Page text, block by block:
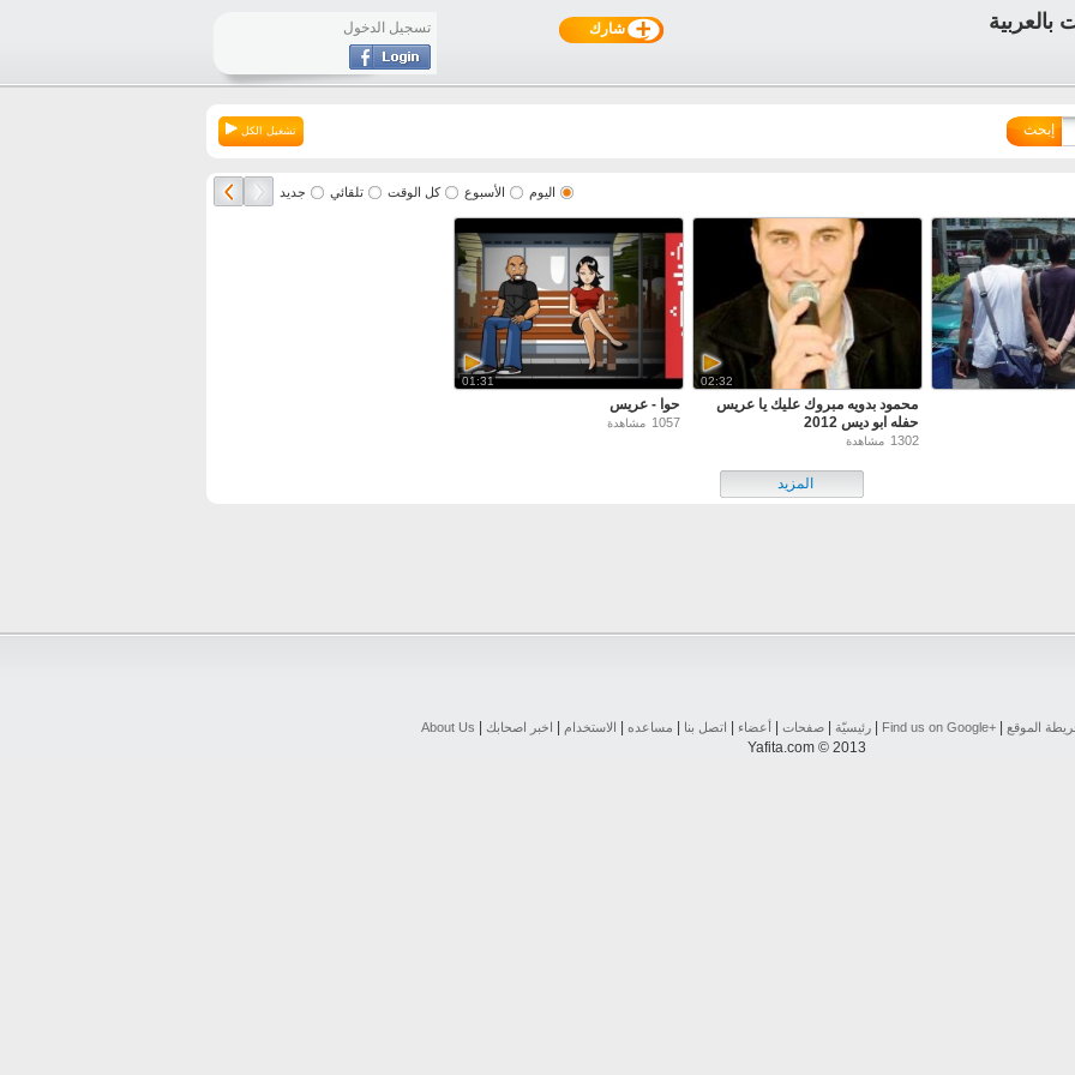
شارك تسجيل الدخول
تشغيل الكل إبحث
اليوم الأسبوع كل الوقت تلقائي جديد
02:32
محمود بدويه مبروك عليك يا عريس
حفله ابو ديس 2012
1302 مشاهدة
01:31
حوا - عريس
1057 مشاهدة
المزيد
الموقع Find us on ‪Google+‬‏ رئيسيّة صفحات أعضاء اتصل بنا مساعده الاستخدام اخبر اصحابك About Us
Yafita.com © 2013